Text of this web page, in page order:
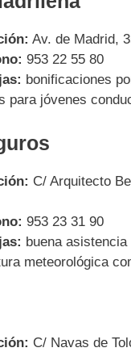
Av. de Madrid,
953 22 55 80
bonificaciones
para jóvenes
C/ Arquitecto
953 23 31 90
buena
meteorológica
C/ Navas de